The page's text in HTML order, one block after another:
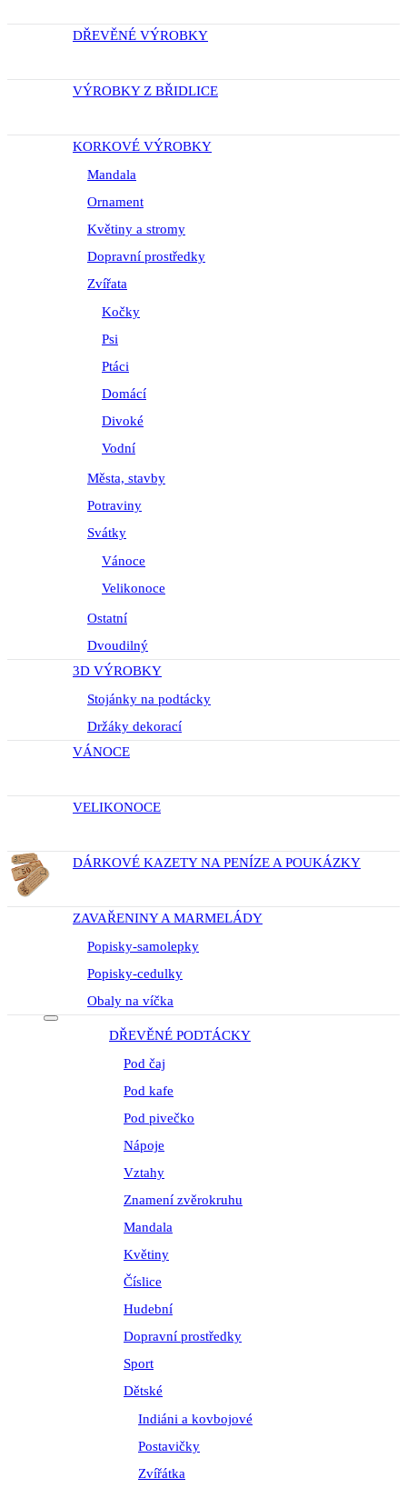
DŘEVĚNÉ VÝROBKY
VÝROBKY Z BŘIDLICE
KORKOVÉ VÝROBKY
Mandala
Ornament
Květiny a stromy
Dopravní prostředky
Zvířata
Kočky
Psi
Ptáci
Domácí
Divoké
Vodní
Města, stavby
Potraviny
Svátky
Vánoce
Velikonoce
Ostatní
Dvoudilný
3D VÝROBKY
Stojánky na podtácky
Držáky dekorací
VÁNOCE
VELIKONOCE
DÁRKOVÉ KAZETY NA PENÍZE A POUKÁZKY
ZAVAŘENINY A MARMELÁDY
Popisky-samolepky
Popisky-cedulky
Obaly na víčka
DŘEVĚNÉ PODTÁCKY
Pod čaj
Pod kafe
Pod pivečko
Nápoje
Vztahy
Znamení zvěrokruhu
Mandala
Květiny
Číslice
Hudební
Dopravní prostředky
Sport
Dětské
Indiáni a kovbojové
Postavičky
Zvířátka